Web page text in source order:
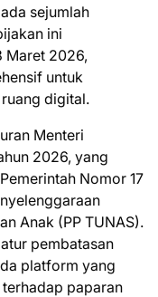
sejumlah
ini
Maret 2026,
untuk
digital.
Menteri
2026, yang
Nomor 17
Anak (PP TUNAS).
pembatasan
platform yang
paparan